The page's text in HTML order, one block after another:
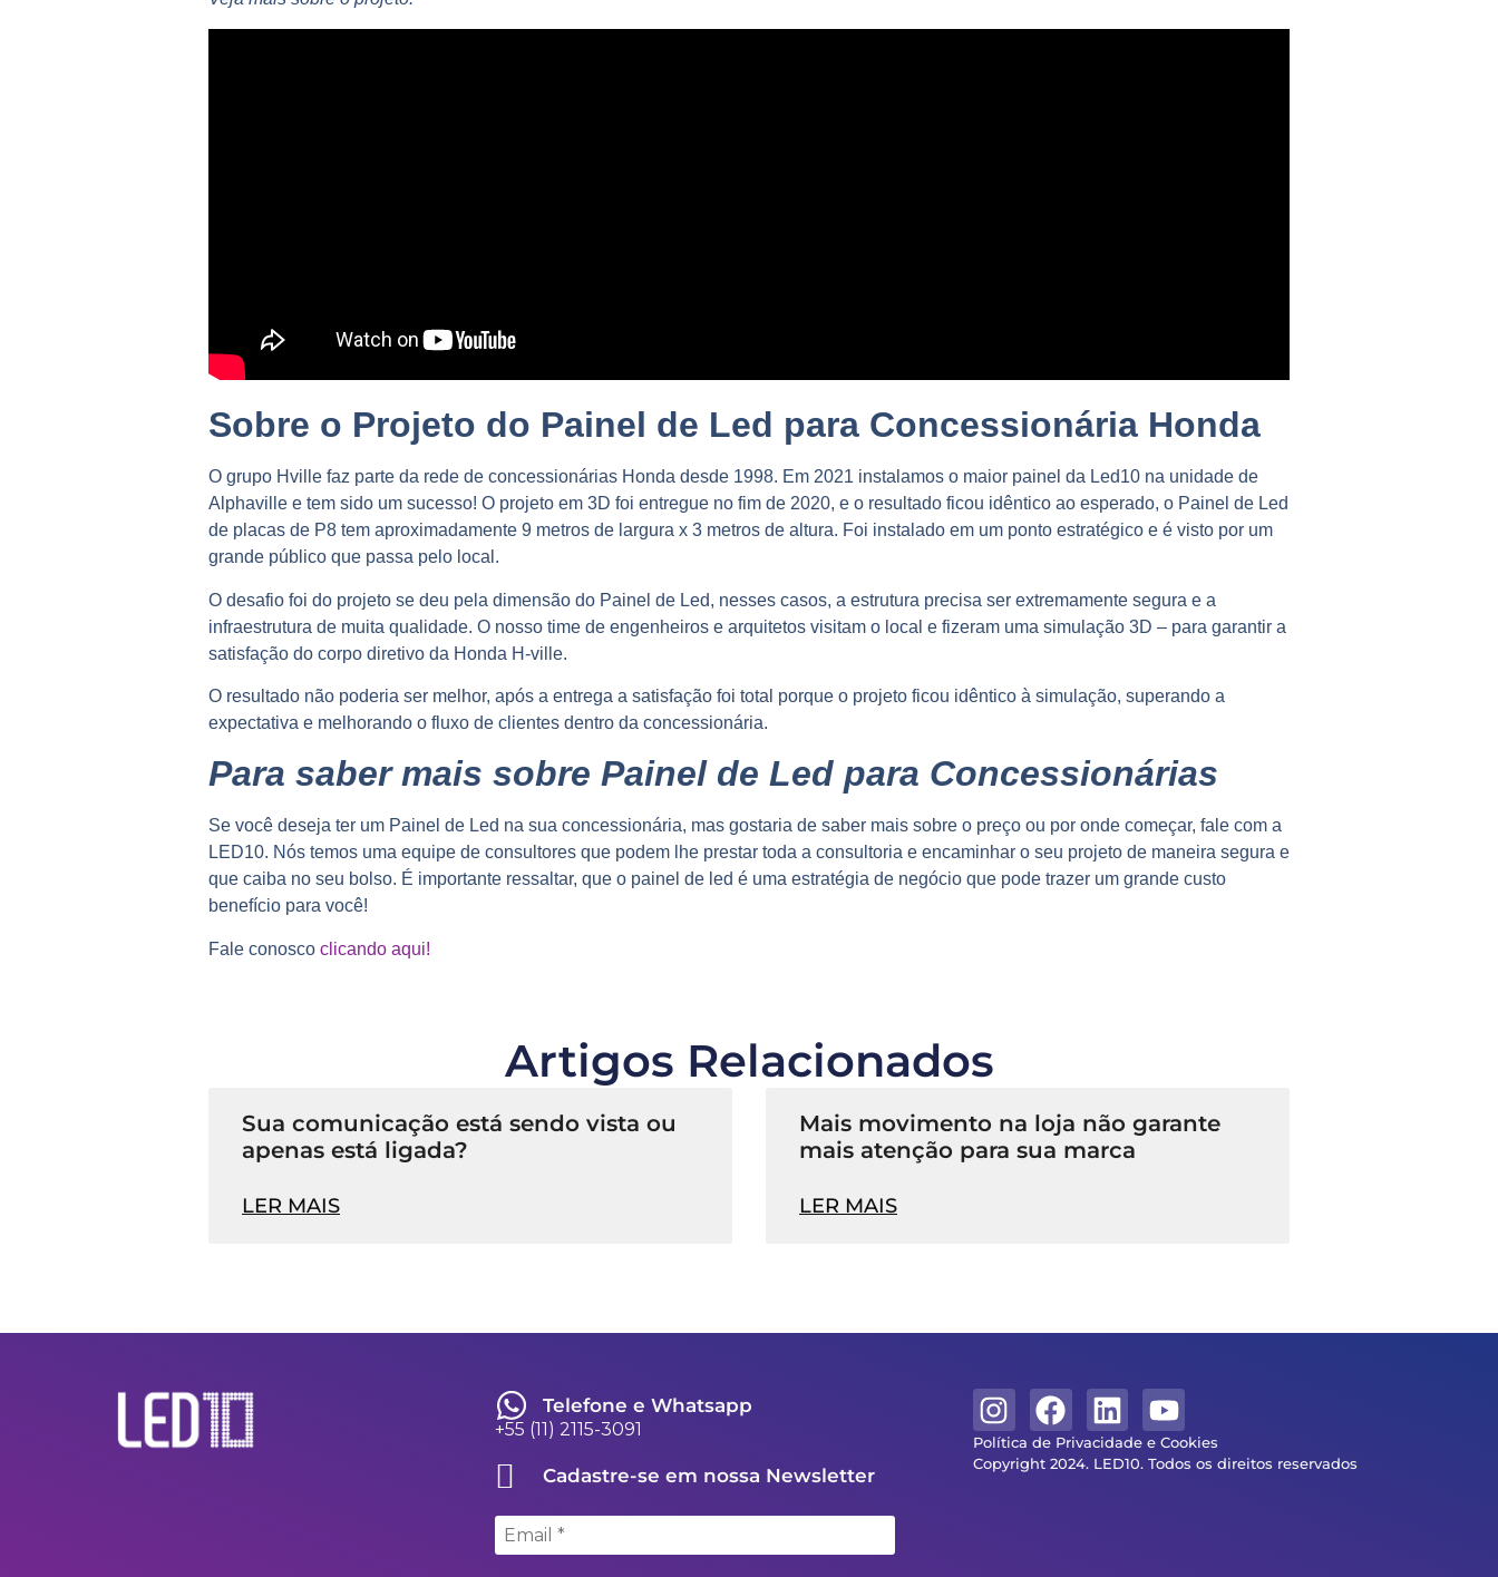
Sobre o Projeto do Painel de Led para Concessionária Honda
O grupo Hville faz parte da rede de concessionárias Honda desde 1998. Em 2021 instalamos o maior painel da Led10 na unidade de
Alphaville e tem sido um sucesso! O projeto em 3D foi entregue no fim de 2020, e o resultado ficou idêntico ao esperado, o Painel de Led
de placas de P8 tem aproximadamente 9 metros de largura x 3 metros de altura. Foi instalado em um ponto estratégico e é visto por um
grande público que passa pelo local.
O desafio foi do projeto se deu pela dimensão do Painel de Led, nesses casos, a estrutura precisa ser extremamente segura e a
infraestrutura de muita qualidade. O nosso time de engenheiros e arquitetos visitam o local e fizeram uma simulação 3D – para garantir a
satisfação do corpo diretivo da Honda H-ville.
O resultado não poderia ser melhor, após a entrega a satisfação foi total porque o projeto ficou idêntico à simulação, superando a
expectativa e melhorando o fluxo de clientes dentro da concessionária.
Para saber mais sobre Painel de Led para Concessionárias
Se você deseja ter um Painel de Led na sua concessionária, mas gostaria de saber mais sobre o preço ou por onde começar, fale com a
LED10. Nós temos uma equipe de consultores que podem lhe prestar toda a consultoria e encaminhar o seu projeto de maneira segura e
que caiba no seu bolso. É importante ressaltar, que o painel de led é uma estratégia de negócio que pode trazer um grande custo
benefício para você!
Fale conosco clicando aqui!
Artigos Relacionados
Sua comunicação está sendo vista ou
apenas está ligada?
LER MAIS
Mais movimento na loja não garante
mais atenção para sua marca
LER MAIS
Telefone e Whatsapp
+55 (11) 2115-3091
Cadastre-se em nossa Newsletter
Política de Privacidade e Cookies
Copyright 2024. LED10. Todos os direitos reservados